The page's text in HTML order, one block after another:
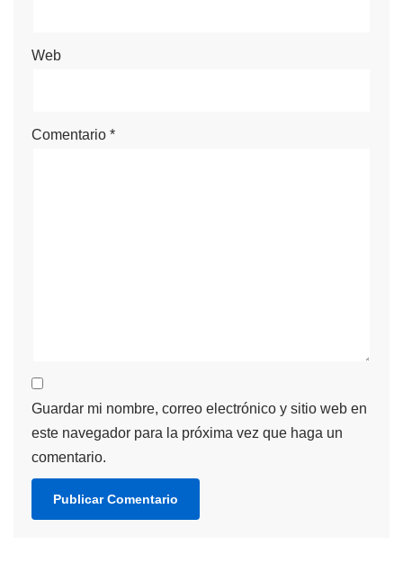
Web
Comentario *
Guardar mi nombre, correo electrónico y sitio web en
este navegador para la próxima vez que haga un
comentario.